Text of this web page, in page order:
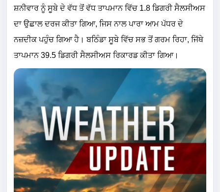
ਸ਼ਨੀਵਾਰ ਨੂੰ ਸੂਬੇ ਦੇ ਵੱਧ ਤੋਂ ਵੱਧ ਤਾਪਮਾਨ ਵਿੱਚ 1.8 ਡਿਗਰੀ ਸੈਲਸੀਅਸ
ਦਾ ਉਛਾਲ ਦਰਜ ਕੀਤਾ ਗਿਆ, ਜਿਸ ਨਾਲ ਪਾਰਾ ਆਮ ਪੱਧਰ ਦੇ
ਨਜ਼ਦੀਕ ਪਹੁੰਚ ਗਿਆ ਹੈ। ਬਠਿੰਡਾ ਸੂਬੇ ਵਿੱਚ ਸਭ ਤੋਂ ਗਰਮ ਰਿਹਾ, ਜਿੱਥੇ
ਤਾਪਮਾਨ 39.5 ਡਿਗਰੀ ਸੈਲਸੀਅਸ ਰਿਕਾਰਡ ਕੀਤਾ ਗਿਆ।